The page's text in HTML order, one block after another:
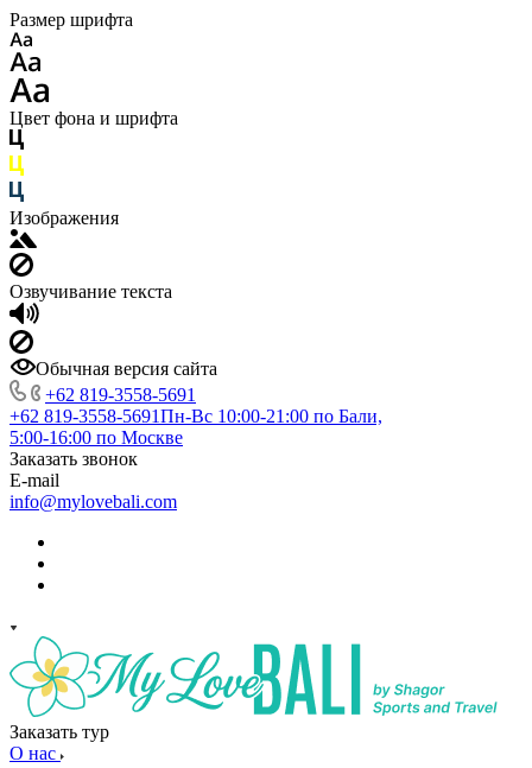
Размер шрифта
Цвет фона и шрифта
Изображения
Озвучивание текста
Обычная версия сайта
+62 819‑3558‑5691‬
+62 819‑3558‑5691‬Пн-Вс 10:00-21:00 по Бали,
5:00-16:00 по Москве
Заказать звонок
E-mail
info@mylovebali.com
Заказать тур
О нас